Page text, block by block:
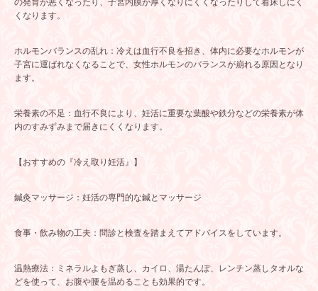
の発育が悪くなったり、子宮内膜が厚くなりにくくなったりして着床しにく
くなります。
ホルモンバランスの乱れ：冷えは血行不良を招き、体内に必要なホルモンが
子宮に運ばれなくなることで、女性ホルモンのバランスが崩れる原因となり
ます。
栄養素の不足：血行不良により、妊活に重要な葉酸や鉄分などの栄養素が体
内のすみずみまで届きにくくなります。
【おすすめの『冷え取り妊活』】
鍼灸マッサージ：妊活の専門的な鍼とマッサージ
食事・飲み物の工夫：問診と検査を踏まえてアドバイスをしています。
温熱療法：ミネラルよもぎ蒸し、カイロ、湯たんぽ、レンチン蒸しタオルな
どを使って、お腹や腰を温めることも効果的です。